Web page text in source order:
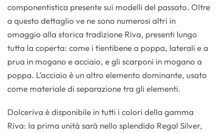
componentistica presente sui modelli del passato. Oltre
a questo dettaglio ve ne sono numerosi altri in
omaggio alla storica tradizione Riva, presenti lungo
tutta la coperta: come i tientibene a poppa, laterali e a
prua in mogano e acciaio, e gli scarponi in mogano a
poppa. L’acciaio è un altro elemento dominante, usato
come materiale di separazione tra gli elementi.
Dolceriva è disponibile in tutti i colori della gamma
Riva: la prima unità sarà nello splendido Regal Silver,